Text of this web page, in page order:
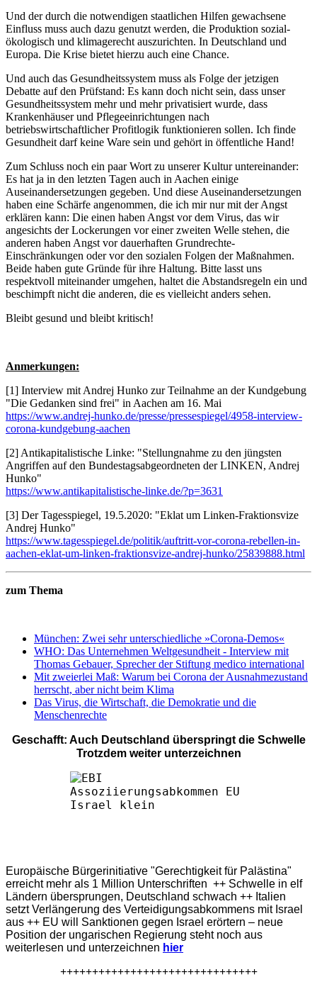
Und der durch die notwendigen staatlichen Hilfen gewachsene
Einfluss muss auch dazu genutzt werden, die Produktion sozial-
ökologisch und klimagerecht auszurichten. In Deutschland und
Europa. Die Krise bietet hierzu auch eine Chance.
Und auch das Gesundheitssystem muss als Folge der jetzigen
Debatte auf den Prüfstand: Es kann doch nicht sein, dass unser
Gesundheitssystem mehr und mehr privatisiert wurde, dass
Krankenhäuser und Pflegeeinrichtungen nach
betriebswirtschaftlicher Profitlogik funktionieren sollen. Ich finde
Gesundheit darf keine Ware sein und gehört in öffentliche Hand!
Zum Schluss noch ein paar Wort zu unserer Kultur untereinander:
Es hat ja in den letzten Tagen auch in Aachen einige
Auseinandersetzungen gegeben. Und diese Auseinandersetzungen
haben eine Schärfe angenommen, die ich mir nur mit der Angst
erklären kann: Die einen haben Angst vor dem Virus, das wir
angesichts der Lockerungen vor einer zweiten Welle stehen, die
anderen haben Angst vor dauerhaften Grundrechte-
Einschränkungen oder vor den sozialen Folgen der Maßnahmen.
Beide haben gute Gründe für ihre Haltung. Bitte lasst uns
respektvoll miteinander umgehen, haltet die Abstandsregeln ein und
beschimpft nicht die anderen, die es vielleicht anders sehen.
Bleibt gesund und bleibt kritisch!
Anmerkungen:
[1] Interview mit Andrej Hunko zur Teilnahme an der Kundgebung
"Die Gedanken sind frei" in Aachen am 16. Mai
https://www.andrej-hunko.de/presse/pressespiegel/4958-interview-
corona-kundgebung-aachen
[2] Antikapitalistische Linke: "Stellungnahme zu den jüngsten
Angriffen auf den Bundestagsabgeordneten der LINKEN, Andrej
Hunko"
https://www.antikapitalistische-linke.de/?p=3631
[3] Der Tagesspiegel, 19.5.2020: "Eklat um Linken-Fraktionsvize
Andrej Hunko"
https://www.tagesspiegel.de/politik/auftritt-vor-corona-rebellen-in-
aachen-eklat-um-linken-fraktionsvize-andrej-hunko/25839888.html
zum Thema
München: Zwei sehr unterschiedliche »Corona-Demos«
WHO: Das Unternehmen Weltgesundheit - Interview mit
Thomas Gebauer, Sprecher der Stiftung medico international
Mit zweierlei Maß: Warum bei Corona der Ausnahmezustand
herrscht, aber nicht beim Klima
Das Virus, die Wirtschaft, die Demokratie und die
Menschenrechte
Geschafft: Auch Deutschland überspringt die Schwelle
Trotzdem weiter unterzeichnen
Europäische Bürgerinitiative "Gerechtigkeit für Palästina"
erreicht mehr als 1 Million Unterschriften ++ Schwelle in elf
Ländern übersprungen, Deutschland schwach ++ Italien
setzt Verlängerung des Verteidigungsabkommens mit Israel
aus ++ EU will Sanktionen gegen Israel erörtern – neue
Position der ungarischen Regierung steht noch aus
weiterlesen und unterzeichnen hier
+++++++++++++++++++++++++++++++